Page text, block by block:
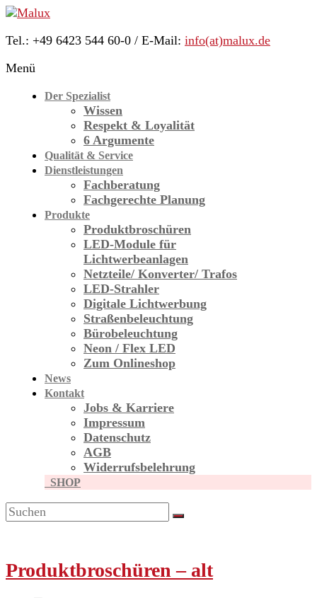
Skip
content
Malux
Innovative
Lichttechnik
Tel.: +49 6423 544 60-0 / E-Mail: info(at)malux.de
Menü
Der Spezialist
Wissen
Respekt & Loyalität
6 Argumente
Qualität & Service
Dienstleistungen
Fachberatung
Fachgerechte Planung
Produkte
Produktbroschüren
LED-Module für
Licht­werbe­anlagen
Netzteile/ Konverter/ Trafos
LED-Strahler
Digitale Lichtwerbung
Straßen­beleuchtung
Bürobeleuchtung
Neon / Flex LED
Zum Onlineshop
News
Kontakt
Jobs & Karriere
Impressum
Datenschutz
AGB
Widerrufsbelehrung
SHOP
Produktbroschüren – alt